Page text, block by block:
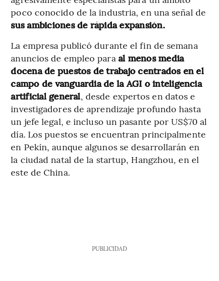
poco conocido de la industria, en una señal de
sus ambiciones de rápida expansión.
La empresa publicó durante el fin de semana
anuncios de empleo paraal menos media
docena de puestos de trabajo centrados en el
campo de vanguardia de la AGI o inteligencia
artificial general, desde expertos en datos e
investigadores de aprendizaje profundo hasta
un jefe legal, e incluso un pasante por US$70 al
día. Los puestos se encuentran principalmente
en Pekín, aunque algunos se desarrollarán en
la ciudad natal de la startup, Hangzhou, en el
este de China.
PUBLICIDAD